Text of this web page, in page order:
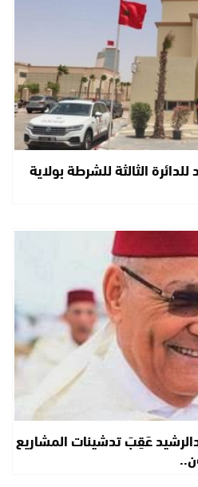
الثالثة للشرطة بولاية
عَقِبَ تدشينات المشاريع